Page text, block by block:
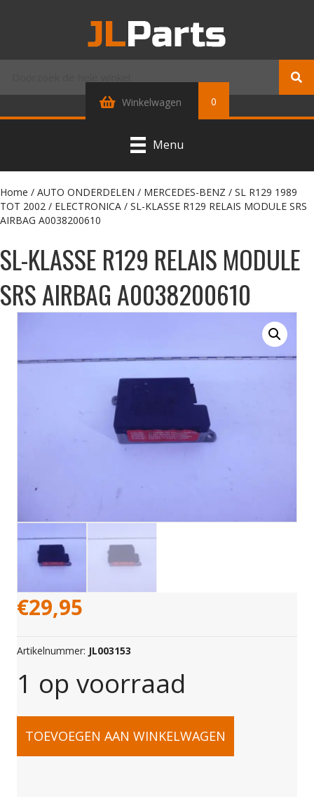
Winkelwagen 0
Menu
Home / AUTO ONDERDELEN / MERCEDES-BENZ / SL R129 1989
TOT 2002 / ELECTRONICA / SL-KLASSE R129 RELAIS MODULE SRS
AIRBAG A0038200610
SL-KLASSE R129 RELAIS MODULE
SRS AIRBAG A0038200610
€29,95
Artikelnummer: JL003153
1 op voorraad
SL-
TOEVOEGEN AAN WINKELWAGEN